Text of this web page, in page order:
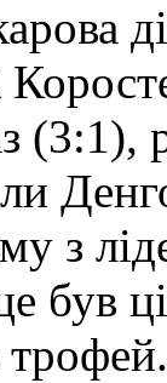
з
був
трофей.